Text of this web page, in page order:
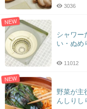
3036
NEW
シャワー
い・ぬめ
11012
NEW
野菜が主
んしりし